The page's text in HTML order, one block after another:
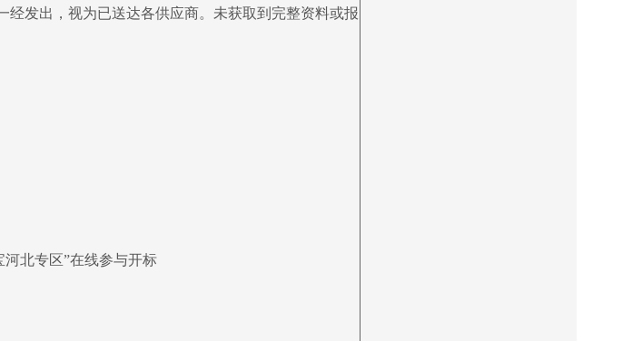
经发出，视为已送达各供应商。未获取到完整资料或报
北专区”在线参与开标